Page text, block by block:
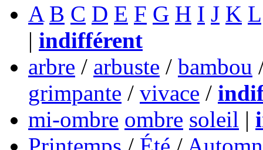
A B C D E F G H I J K L
| indifférent
arbre / arbuste / bambou
grimpante / vivace /
mi-ombre ombre soleil |